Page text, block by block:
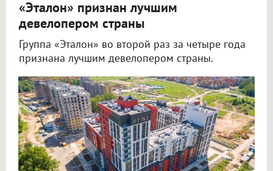
«Эталон» признан лучшим
девелопером страны
Группа «Эталон» во второй раз за четыре года
признана лучшим девелопером страны.